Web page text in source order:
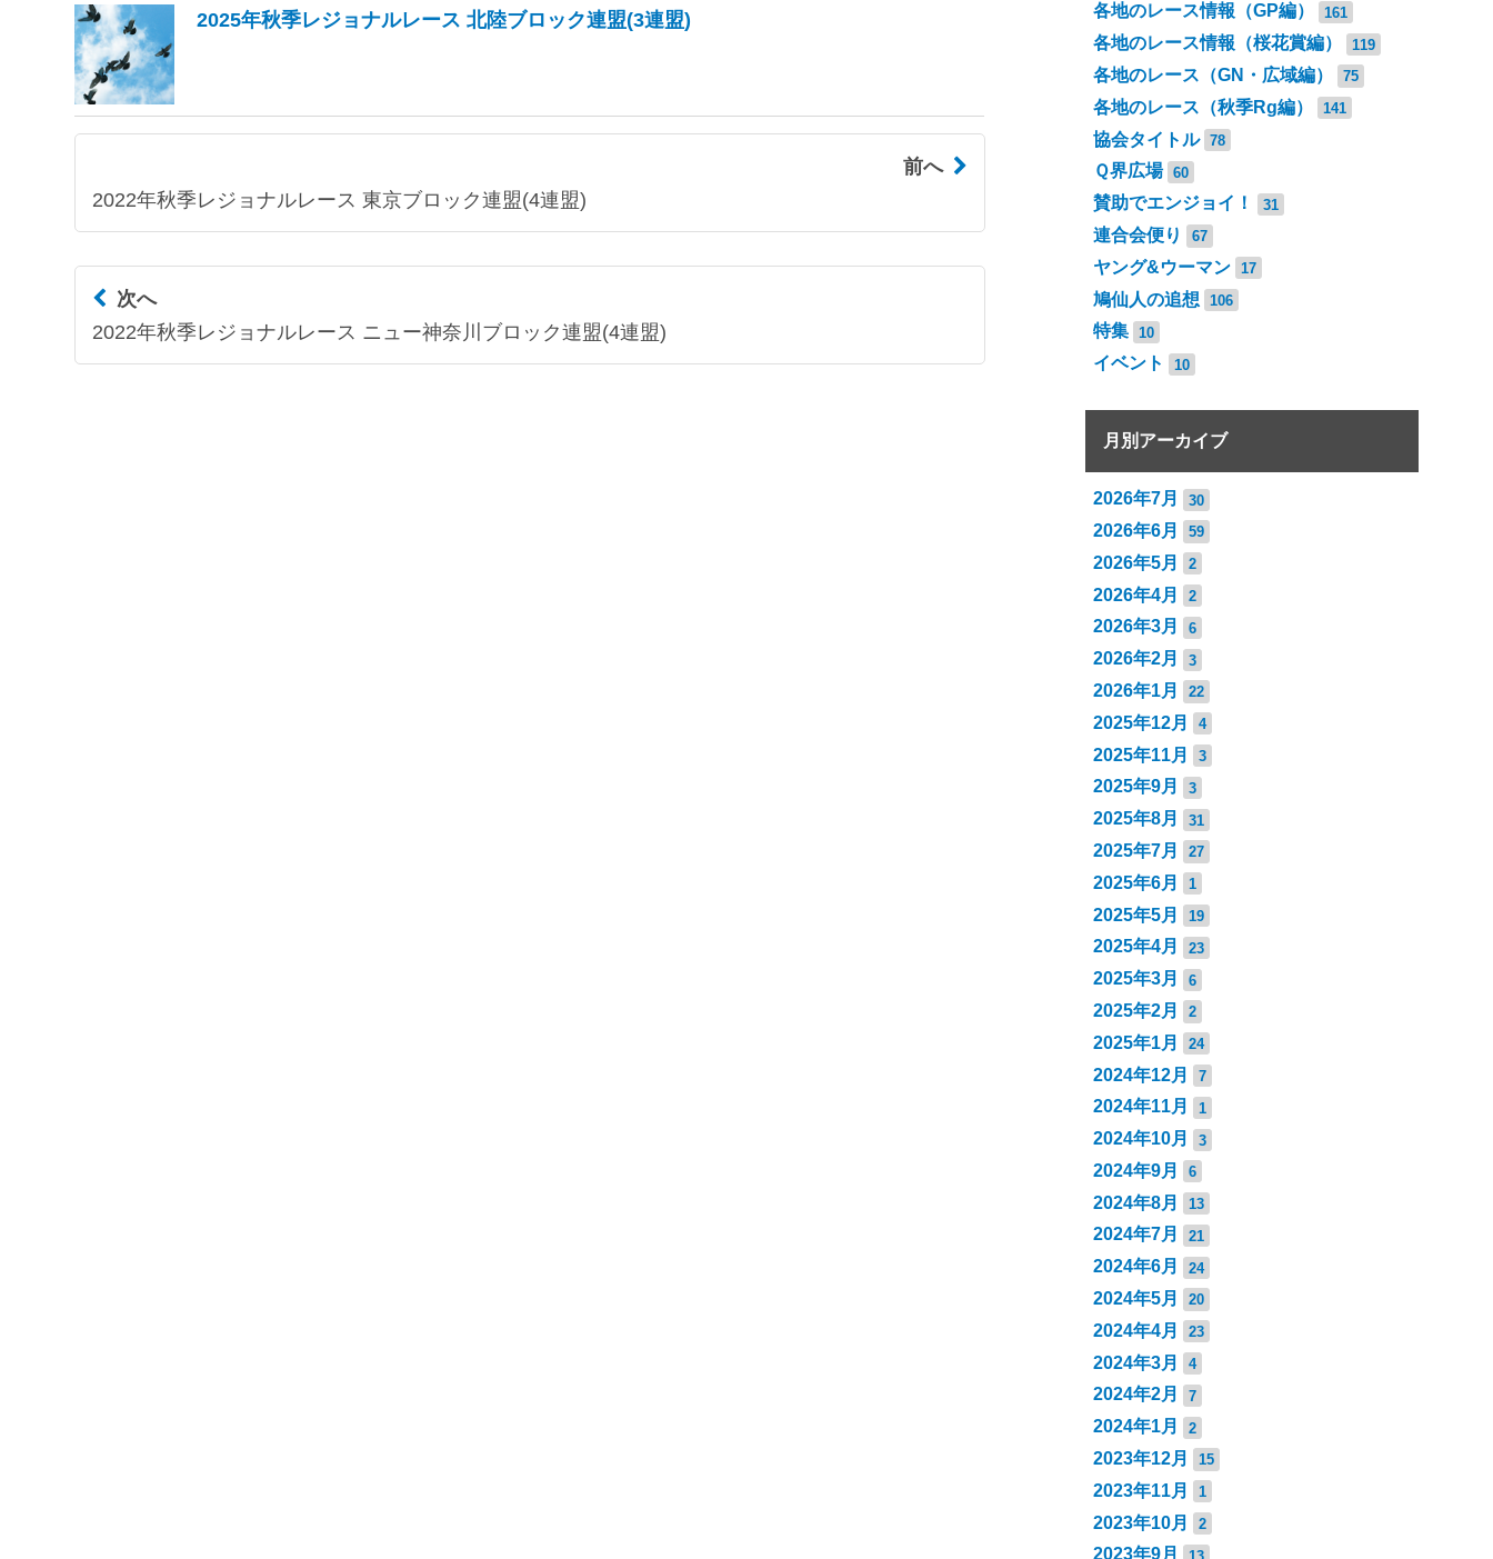
2025年秋季レジョナルレース 北陸ブロック連盟(3連盟)
前へ
2022年秋季レジョナルレース 東京ブロック連盟(4連盟)
次へ
2022年秋季レジョナルレース ニュー神奈川ブロック連盟(4連盟)
各地のレース情報（GP編） 161
各地のレース情報（桜花賞編） 119
各地のレース（GN・広域編） 75
各地のレース（秋季Rg編） 141
協会タイトル 78
Ｑ界広場 60
賛助でエンジョイ！ 31
連合会便り 67
ヤング&ウーマン 17
鳩仙人の追想 106
特集 10
イベント 10
月別アーカイブ
2026年7月 30
2026年6月 59
2026年5月 2
2026年4月 2
2026年3月 6
2026年2月 3
2026年1月 22
2025年12月 4
2025年11月 3
2025年9月 3
2025年8月 31
2025年7月 27
2025年6月 1
2025年5月 19
2025年4月 23
2025年3月 6
2025年2月 2
2025年1月 24
2024年12月 7
2024年11月 1
2024年10月 3
2024年9月 6
2024年8月 13
2024年7月 21
2024年6月 24
2024年5月 20
2024年4月 23
2024年3月 4
2024年2月 7
2024年1月 2
2023年12月 15
2023年11月 1
2023年10月 2
2023年9月 13